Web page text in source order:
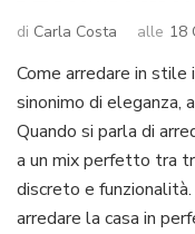
di Carla Costa alle 18
Come arredare in stile
sinonimo di eleganza,
Quando si parla di
a un mix perfetto tra
discreto e
arredare la casa in